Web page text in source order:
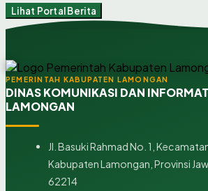
Lihat Portal Berita
PEMERINTAH KABUPATEN LAMONGAN
DINAS KOMUNIKASI DAN
LAMONGAN
Jl. Basuki Rahmad No. 1,
Kabupaten Lamongan, Provinsi
62214